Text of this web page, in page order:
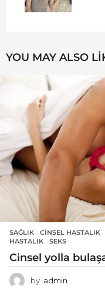
YOU MAY ALSO
SAĞLIK CINSEL HASTALIK
HASTALIK
,SEKS
Cinsel yolla
by admin